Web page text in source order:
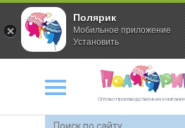
Оптово-производственная компания
Полярик
Мобильное приложение
Установить